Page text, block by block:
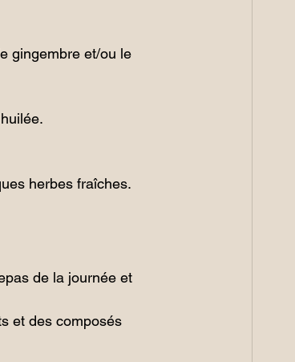
gingembre et/ou le
herbes fraîches.
de la journée et
et des composés